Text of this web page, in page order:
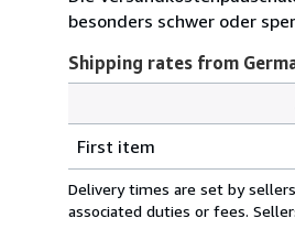
besonders schwer oder
Shipping rates from
rates
from
Germany
First item
Delivery times are set by
associated duties or fees.